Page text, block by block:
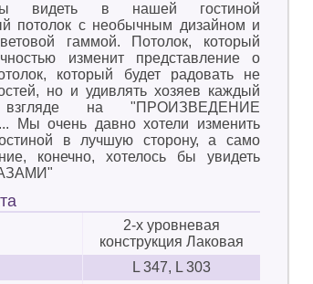
видеть в нашей гостиной
потолок с необычным дизайном и
гаммой. Потолок, который
изменит представление о
который будет радовать не
но и удивлять хозяев каждый
на "ПРОИЗВЕДЕНИЕ
Мы очень давно хотели изменить
в лучшую сторону, а само
конечно, хотелось бы увидеть
2-х уровневая
конструкция Лаковая
L 347, L 303